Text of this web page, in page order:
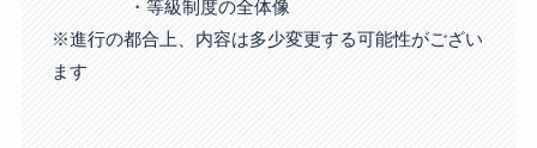
・等級制度の全体像
※進行の都合上、内容は多少変更する可能性がござい
ます